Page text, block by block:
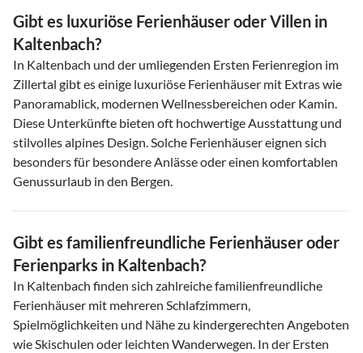
Gibt es luxuriöse Ferienhäuser oder Villen in
Kaltenbach?
In Kaltenbach und der umliegenden Ersten Ferienregion im
Zillertal gibt es einige luxuriöse Ferienhäuser mit Extras wie
Panoramablick, modernen Wellnessbereichen oder Kamin.
Diese Unterkünfte bieten oft hochwertige Ausstattung und
stilvolles alpines Design. Solche Ferienhäuser eignen sich
besonders für besondere Anlässe oder einen komfortablen
Genussurlaub in den Bergen.
Gibt es familienfreundliche Ferienhäuser oder
Ferienparks in Kaltenbach?
In Kaltenbach finden sich zahlreiche familienfreundliche
Ferienhäuser mit mehreren Schlafzimmern,
Spielmöglichkeiten und Nähe zu kindergerechten Angeboten
wie Skischulen oder leichten Wanderwegen. In der Ersten